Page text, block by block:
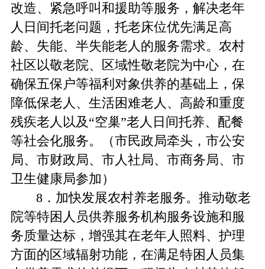
改造、紧急呼叫和援助等服务，解决老年
人日间托老问题，托老床位优先满足高
龄、失能、半失能老人的服务需求。农村
社区以敬老院、区域性敬老院为中心，在
确保五保户等福利对象供养的基础上，保
障低保老人、生活困难老人、高龄和重度
残疾老人以及“空巢”老人日间托养、配餐
等社会化服务。（市民政局牵头，市公安
局、市财政局、市人社局、市商务局、市
卫生健康局参加）
8．加快发展农村养老服务。推动敬老
院等特困人员供养服务机构服务设施和服
务质量达标，增强其在老年人照料、护理
方面的区域辐射功能，在满足特困人员集